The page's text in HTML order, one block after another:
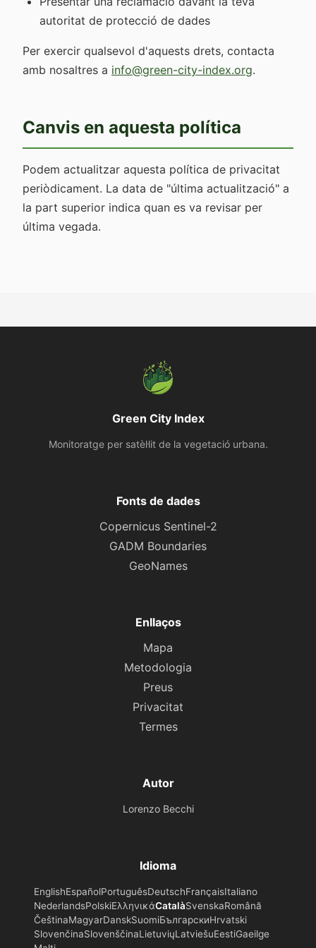
autoritat de protecció de dades
Per exercir qualsevol d'aquests drets, contacta
amb nosaltres a info@green-city-index.org.
Canvis en aquesta política
Podem actualitzar aquesta política de privacitat
periòdicament. La data de "última actualització" a
la part superior indica quan es va revisar per
última vegada.
Green City Index
Monitoratge per satèl·lit de la vegetació urbana.
Fonts de dades
Copernicus Sentinel-2
GADM Boundaries
GeoNames
Enllaços
Mapa
Metodologia
Preus
Privacitat
Termes
Autor
Lorenzo Becchi
Idioma
EnglishEspañolPortuguêsDeutschFrançaisItaliano
NederlandsPolskiΕλληνικάCatalàSvenskaRomână
ČeštinaMagyarDanskSuomiБългарскиHrvatski
SlovenčinaSlovenščinaLietuviųLatviešuEestiGaeilge